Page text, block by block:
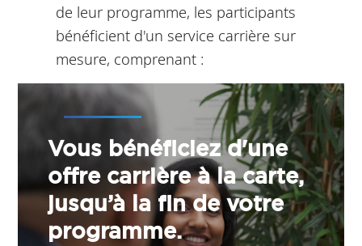
de leur programme, les participants
bénéficient d'un service carrière sur
mesure, comprenant :
Vous bénéficiez d'une
offre carrière à la carte,
jusqu’à la fin de votre
programme.